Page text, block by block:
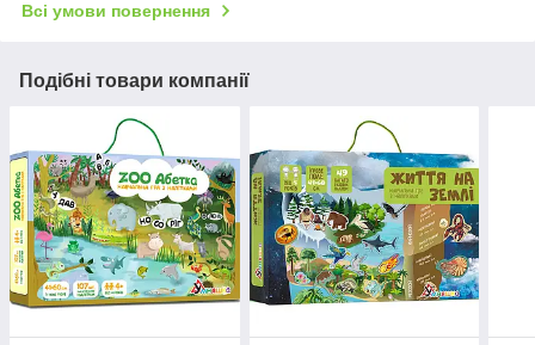
Всі умови повернення
Подібні товари компанії